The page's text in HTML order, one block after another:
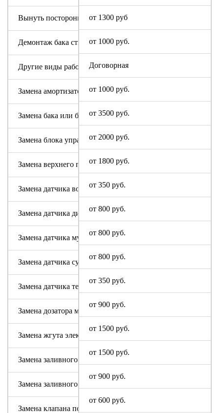
от 1300 руб
от 1000 руб.
Договорная
от 1000 руб.
от 3500 руб.
от 2000 руб.
от 1800 руб.
от 350 руб.
от 800 руб.
от 800 руб.
от 800 руб.
от 350 руб.
от 900 руб.
от 1500 руб.
от 1500 руб.
от 900 руб.
от 600 руб.
Вынуть посторонний предмет
Демонтаж бака стиральной машины
Другие виды работ
Замена амортизаторов
Замена бака или барабана
Замена блока управления или индикации
Замена верхнего противовеса
Замена датчика воды
Замена датчика дисбаланса белья
Замена датчика мутности
Замена датчика сушки
Замена датчика температуры или термостата
Замена дозатора моющих средств
Замена жгута электропроводки
Замена заливного клапана (КЭНа)
Замена заливного шланга
Замена клапана подачи воды